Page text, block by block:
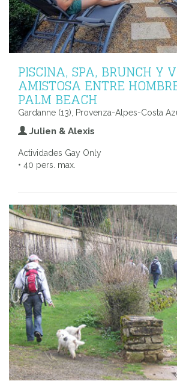
PISCINA, SPA, BRUNCH Y
AMISTOSA ENTRE
PALM BEACH
Gardanne (13), Provenza-Alpes-Costa
Julien & Alexis
Actividades Gay Only
• 40 pers. max.